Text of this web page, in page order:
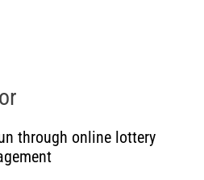
through online lottery